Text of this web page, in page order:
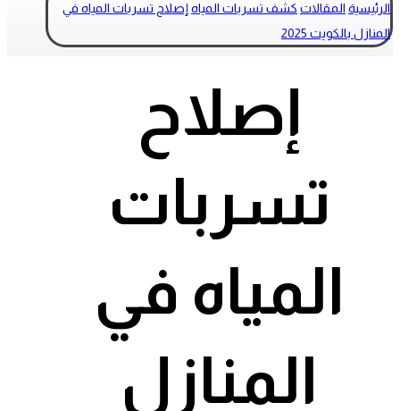
الرئيسية المقالات كشف تسربات المياه إصلاح تسربات المياه في
المنازل بالكويت 2025
إصلاح
تسربات
المياه في
المنازل